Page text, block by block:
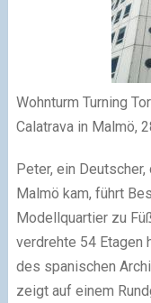
Wohnturm Turning
Calatrava in Malmö,
Peter, ein
Malmö kam, führt
Modellquartier zu
verdrehte 54 Etagen
des spanischen
zeigt auf einem